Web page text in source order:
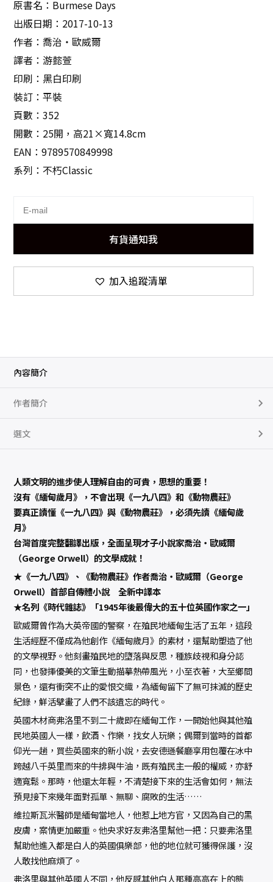
原書名：Burmese Days
出版日期：2017-10-13
作者：喬治‧歐威爾
譯者：游懿萱
印刷：黑白印刷
裝訂：平裝
頁數：352
開數：25開，高21×寬14.8cm
EAN：9789570849998
系列：不朽Classic
有貨通知我
加入追蹤清單
內容簡介
作者簡介
選文
人類文明的進步使人理解自由的可貴，思想的重要！
沒有《緬甸歲月》，不會出現《一九八四》和《動物農莊》
要真正讀懂《一九八四》與《動物農莊》，必須先讀《緬甸歲
月》
台灣首度完整翻譯出版，全面呈現才子小說家喬治‧歐威爾
（George Orwell）的文學成就！
★《一九八四》、《動物農莊》作者喬治‧歐威爾（George
Orwell）首部自傳體小說 全新中譯本
★名列《時代雜誌》「1945年後最偉大的五十位英國作家之一」
歐威爾曾作為大英帝國的警察，在殖民地緬甸生活了五年，這段
生活經歷不僅成為他創作《緬甸歲月》的素材，還幫助塑造了他
的文學視野。他刻畫殖民地的墮落與反思，種族歧視和身分認
同，也發揮優美的文筆生動描摹熱帶風光，小至衣著，大至鄉間
景色，還有衝突不止的愛恨交織，為緬甸留下了無可抹滅的歷史
紀錄，鮮活擘畫了人們不該遺忘的時代。
英國木材商弗洛里不到二十歲即在緬甸工作，一開始他與其他殖
民地英國人一樣，飲酒、作樂，找女人玩樂；偶爾到當時的首都
仰光一趟，買些英國來的新小說，去安德遜餐廳享用包覆在冰中
跨越八千英里而來的牛排與牛油，既有殖民主一般的權威，亦舒
適寬鬆。那時，他還太年輕，不清楚接下來的生活會如何，無法
預見接下來幾年面對孤單、無聊、腐敗的生活……
維拉斯瓦米醫師是緬甸當地人，他惹上地方官，又因為自己的黑
皮膚，案情更加嚴重。他央求好友弗洛里幫他一把：只要弗洛里
幫助他進入都是白人的英國俱樂部，他的地位就可獲得保護，沒
人敢找他麻煩了。
弗洛里與其他英國人不同，他反感其他白人那種高高在上的態